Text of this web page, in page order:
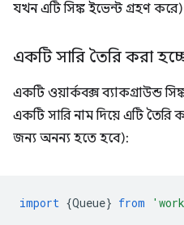
যখন এটি সিঙ্ক ইভেন্ট গ্রহণ
একটি সারি তৈরি করা
একটি ওয়ার্কবক্স ব্যাকগ্রাউন্ড
একটি সারি নাম দিয়ে এটি
জন্য অনন্য হতে হবে):
import {Queue} from